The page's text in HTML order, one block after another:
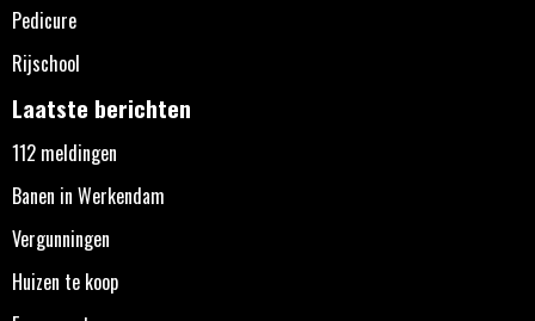
Pedicure
Rijschool
Laatste berichten
112 meldingen
Banen in Werkendam
Vergunningen
Huizen te koop